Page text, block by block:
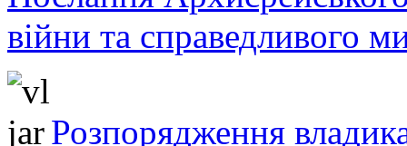
війни та справедливого
Розпорядження